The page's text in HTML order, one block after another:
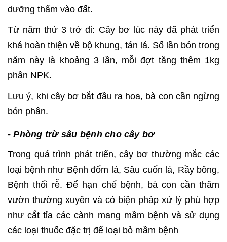
dưỡng thấm vào đất.
Từ năm thứ 3 trở đi: Cây bơ lúc này đã phát triển
khá hoàn thiện về bộ khung, tán lá. Số lần bón trong
năm này là khoảng 3 lần, mỗi đợt tăng thêm 1kg
phân NPK.
Lưu ý, khi cây bơ bắt đầu ra hoa, bà con cần ngừng
bón phân.
- Phòng trừ sâu bệnh cho cây bơ
Trong quá trình phát triển, cây bơ thường mắc các
loại bệnh như Bệnh đốm lá, Sâu cuốn lá, Rầy bông,
Bệnh thối rễ. Để hạn chế bệnh, bà con cần thăm
vườn thường xuyên và có biện pháp xử lý phù hợp
như cắt tỉa các cành mang mầm bệnh và sử dụng
các loại thuốc đặc trị để loại bỏ mầm bệnh